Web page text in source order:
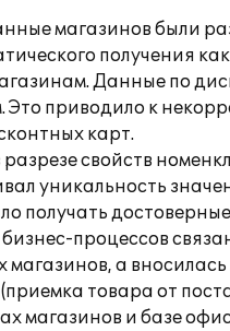
магазинов были
получения
Данные по
приводило к
карт.
свойств
уникальность
получать
процессов
магазинов, а
товара от
магазинов и базе